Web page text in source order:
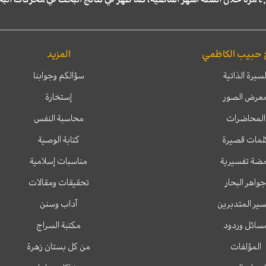
حبيب الكاظمي
الذاتية
الصور
المحاضرات
قصيرة
تفسيرية
جواهر البحار
المتدبرين
وردود
المؤلفات
المزيد
سؤالكم وجوابنا
إستخارة
محاسبة النفس
كتابة الوصية
مناسبات إسلامية
تحقيقات ومقالات
آداب وسنن
مكتبة السراج
من كل بستان زهرة